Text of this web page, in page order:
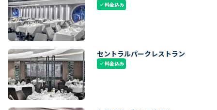
check料金込み
セントラルパークレストラン
check料金込み